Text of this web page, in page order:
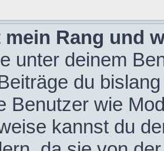
mein Rang und
unter deinem
du
Benutzer wie
kannst du